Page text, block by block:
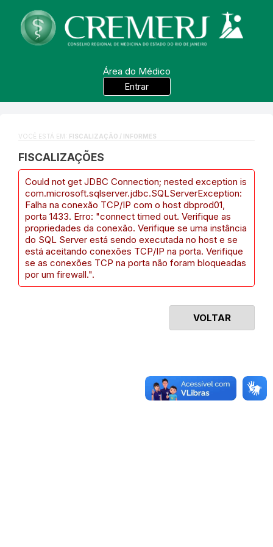
Área do Médico
Entrar
VOCÊ ESTÁ EM: FISCALIZAÇÃO / INFORMES
FISCALIZAÇÕES
Could not get JDBC Connection; nested exception is
com.microsoft.sqlserver.jdbc.SQLServerException:
Falha na conexão TCP/IP com o host dbprod01,
porta 1433. Erro: "connect timed out. Verifique as
propriedades da conexão. Verifique se uma instância
do SQL Server está sendo executada no host e se
está aceitando conexões TCP/IP na porta. Verifique
se as conexões TCP na porta não foram bloqueadas
por um firewall.".
VOLTAR